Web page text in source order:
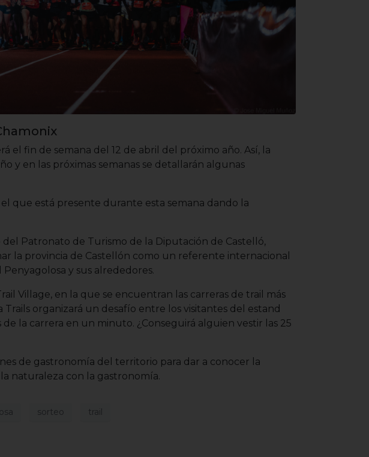
el fin de semana del 12 de abril del próximo año. Así, la
y en las próximas semanas se detallarán algunas
que está presente durante esta semana dando la
Patronato de Turismo de la Diputación de Castelló,
la provincia de Castellón como un referente internacional
y sus alrededores.
Village, en la que se encuentran las carreras de trail más
organizará un desafío entre los visitantes del estand
la carrera en un minuto. ¿Conseguirá alguien vestir las 25
de gastronomía del territorio para dar a conocer la
naturaleza con la gastronomía.
sorteo trail